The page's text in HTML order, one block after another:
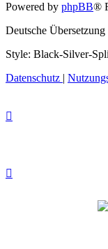
Powered by phpBB®
Deutsche
Style: Black-Silver-
Datenschutz